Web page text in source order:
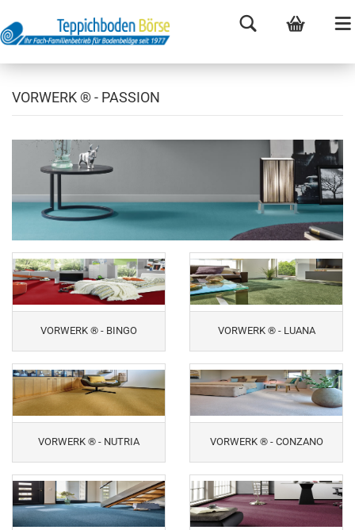
VORWERK ® - PASSION
VORWERK ® - BINGO VORWERK ® - LUANA
VORWERK ® - NUTRIA VORWERK ® - CONZANO